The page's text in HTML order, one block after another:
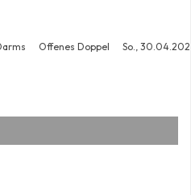
Offenes Doppel So., 30.04.2023